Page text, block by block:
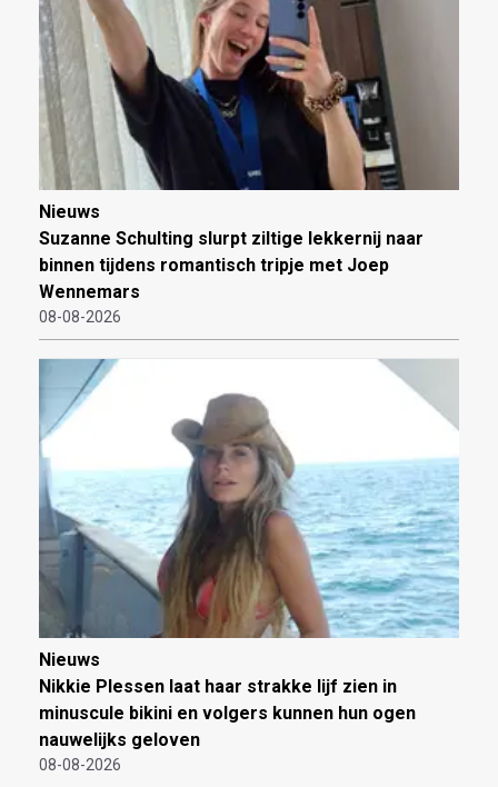
Nieuws
Suzanne Schulting slurpt ziltige lekkernij naar
binnen tijdens romantisch tripje met Joep
Wennemars
08-08-2026
Nieuws
Nikkie Plessen laat haar strakke lijf zien in
minuscule bikini en volgers kunnen hun ogen
nauwelijks geloven
08-08-2026